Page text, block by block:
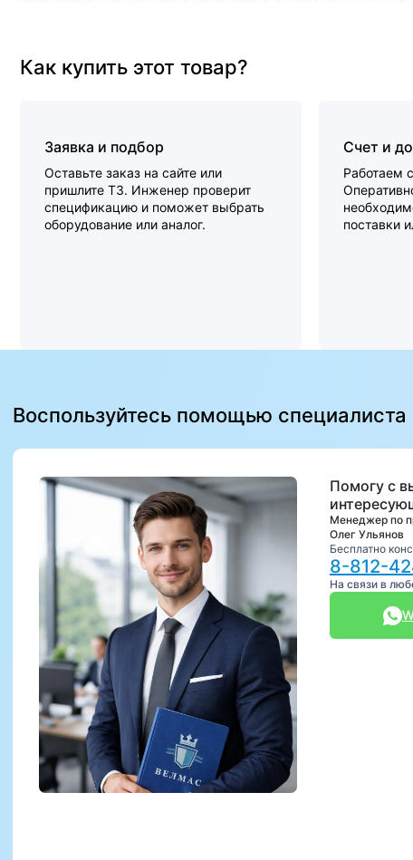
Как купить этот товар?
Заявка и подбор
Оставьте заказ на сайте или
пришлите ТЗ. Инженер проверит
спецификацию и поможет выбрать
оборудование или аналог.
Счет и
Работаем
поставки
Воспользуйтесь помощью специалиста
Помогу с
Менеджер по
Олег Ульянов
Бесплатно
8-812-
На связи в